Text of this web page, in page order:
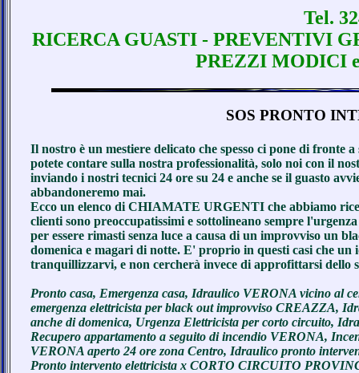
Tel.
RICERCA GUASTI - PREVENTIVI
PREZZI MODICI
SOS PRONTO
Il nostro è un mestiere delicato che spesso ci pone di
potete contare sulla nostra professionalità, solo noi con il
inviando i nostri tecnici 24 ore su 24 e anche se il guasto
abbandoneremo mai.
Ecco un elenco di CHIAMATE URGENTI che abbiamo
clienti sono preoccupatissimi e sottolineano sempre
per essere rimasti senza luce a causa di un improvviso un
domenica e magari di notte. E' proprio in questi casi che
tranquillizzarvi, e non cercherà invece di approfittarsi dello
Pronto casa, Emergenza casa, Idraulico VERONA vicino al
emergenza elettricista per black out improvviso CREAZZA,
anche di domenica, Urgenza Elettricista per corto circuito,
Recupero appartamento a seguito di incendio VERONA,
VERONA aperto 24 ore zona Centro, Idraulico pronto
Pronto intervento elettricista x CORTO CIRCUITO